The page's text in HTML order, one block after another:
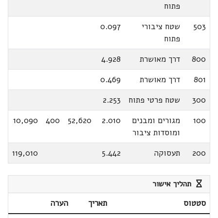
פתוח
503
שטח ציבורי
פתוח
0.097
800 דרך מאושרת
4.928
801
דרך מאושרת
0.469
300
שטח פרטי פתוח
2.253
100
מגורים ומבנים
ומוסדות ציבור
2.010
52,620
400
10,090
200 תעסוקה 5.442
119,010
תהליך אישור
סטטוס תאריך
הערה